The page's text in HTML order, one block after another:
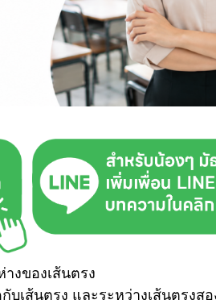
างของเส้นตรง
บเส้นตรง และระหว่างเส้นตรงส